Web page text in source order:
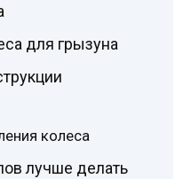
для грызуна
колеса
лучше делать